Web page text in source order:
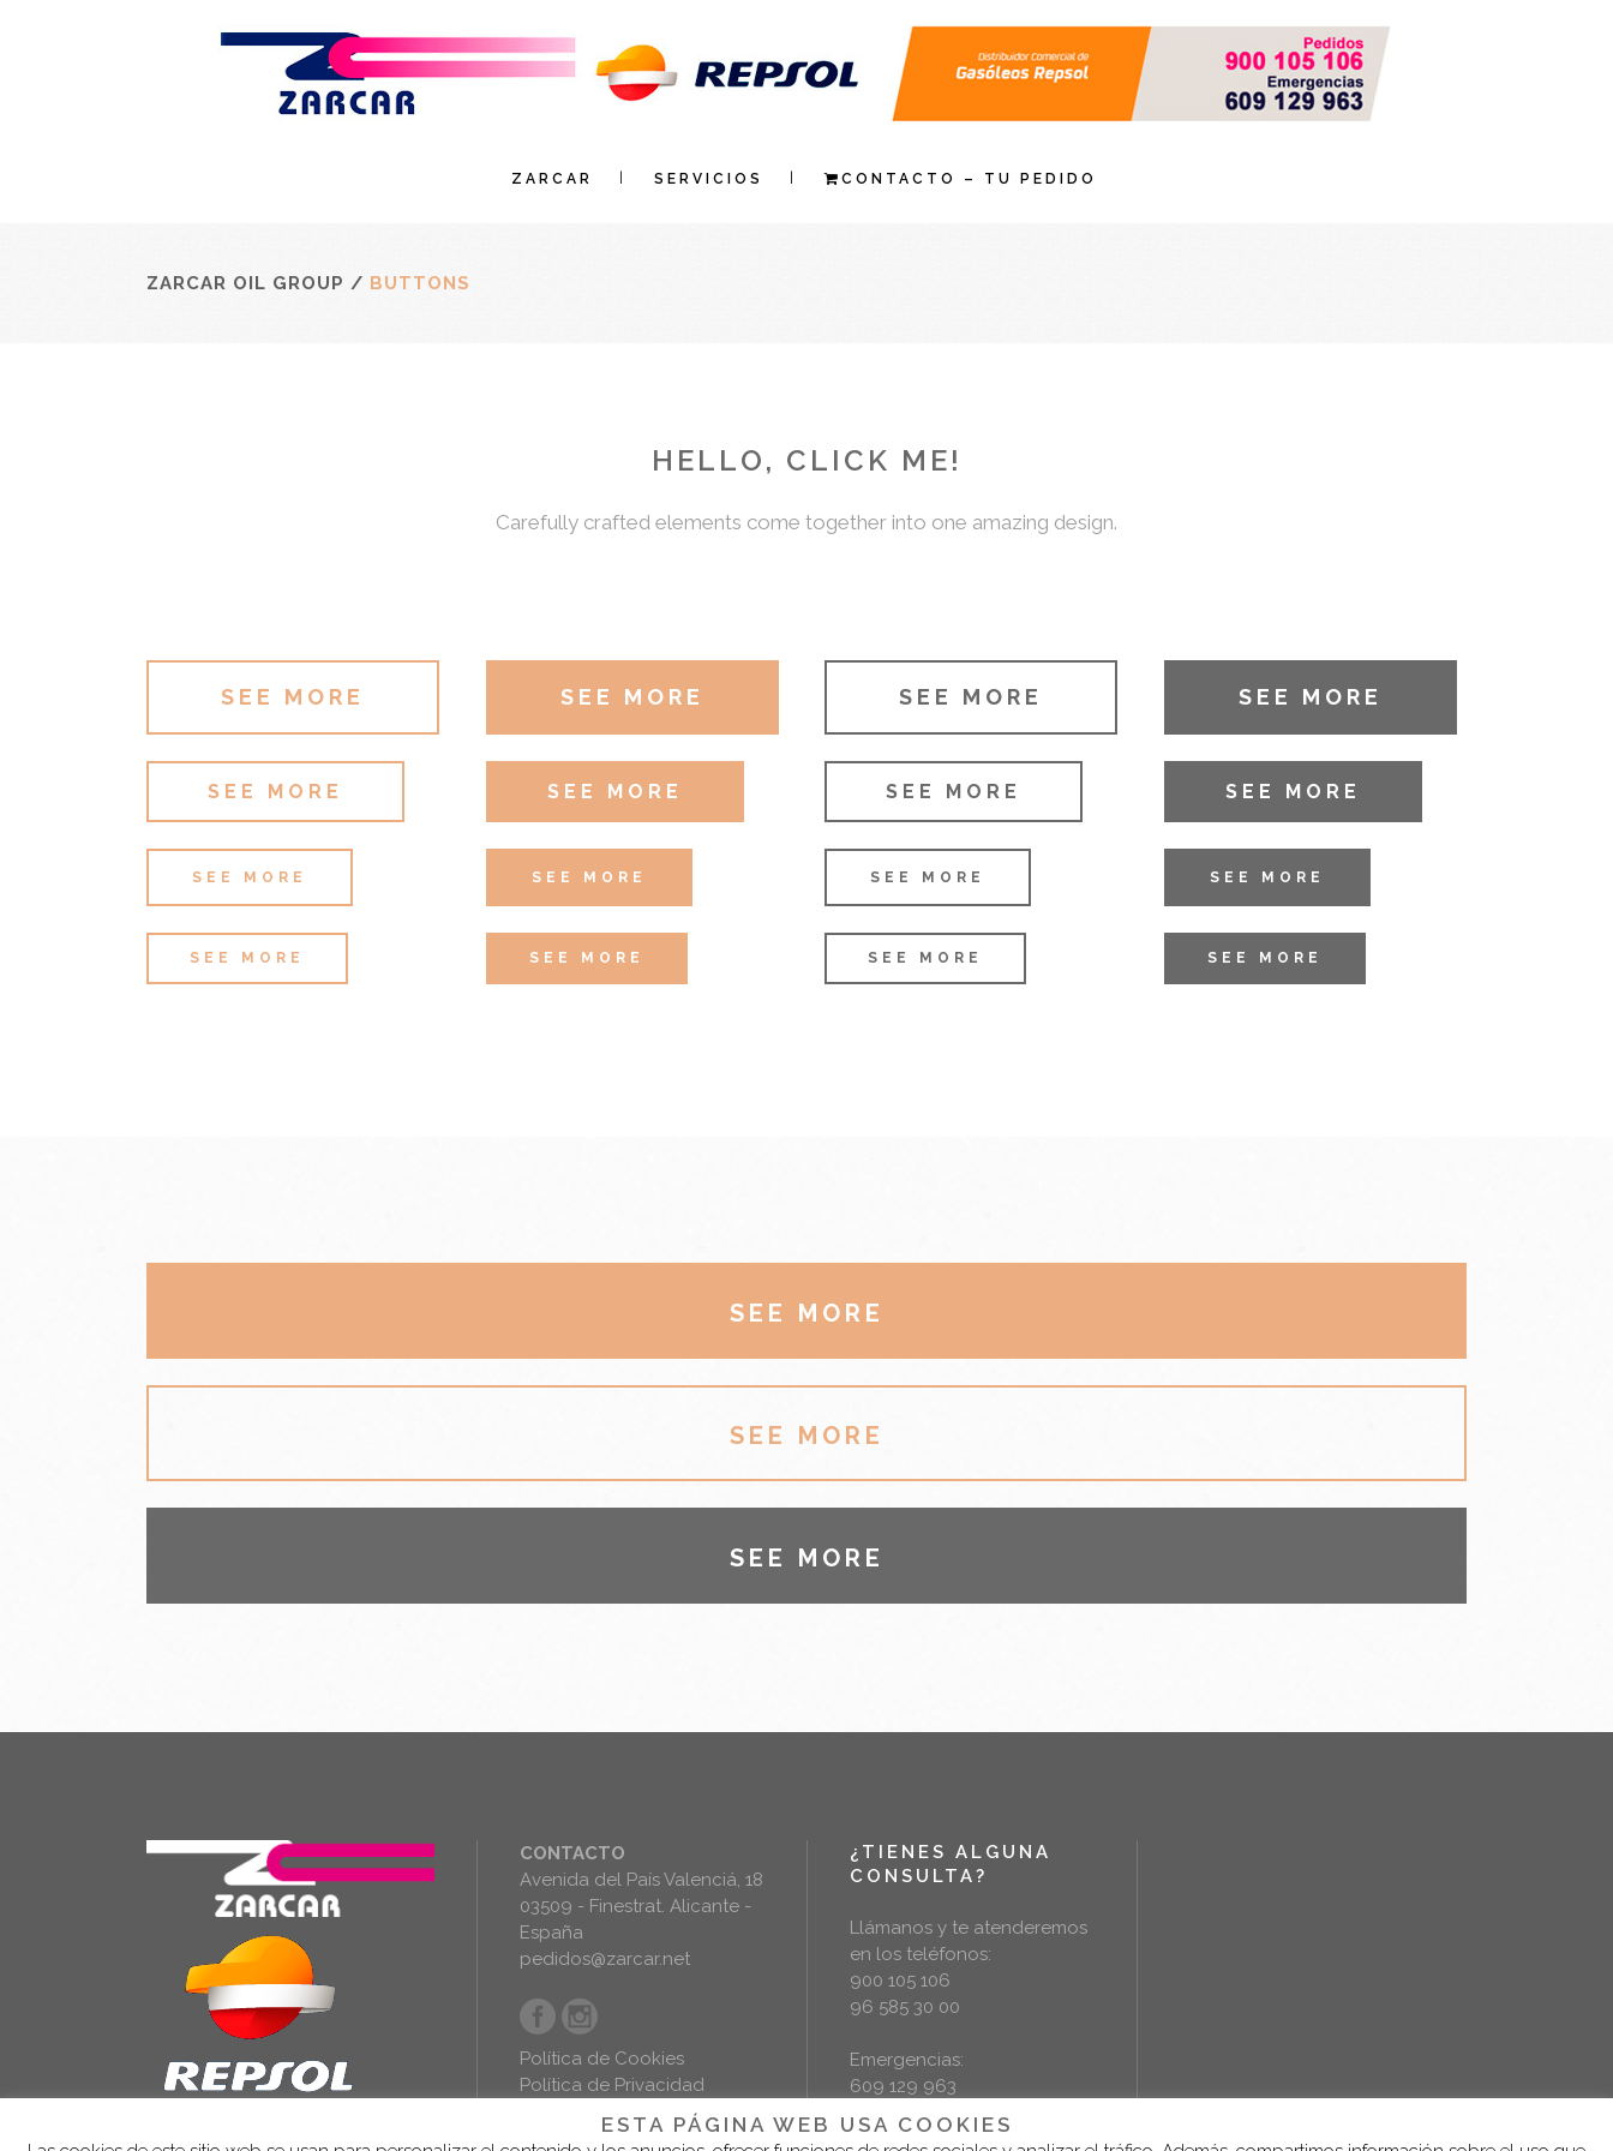
ZARCAR SERVICIOS CONTACTO – TU PEDIDO
ZARCAR OIL GROUP / BUTTONS
HELLO, CLICK ME!
Carefully crafted elements come together into one amazing design.
SEE MORE
SEE MORE
SEE MORE
SEE MORE
SEE MORE
SEE MORE
SEE MORE
SEE MORE
SEE MORE
SEE MORE
SEE MORE
SEE MORE
SEE MORE
SEE MORE
SEE MORE
SEE MORE
SEE MORE
SEE MORE
SEE MORE
CONTACTO
Avenida del País Valenciá, 18
03509 - Finestrat. Alicante -
España
pedidos@zarcar.net
Política de Cookies
Política de Privacidad
¿TIENES ALGUNA
CONSULTA?
Llámanos y te atenderemos
en los teléfonos:
900 105 106
96 585 30 00
Emergencias:
609 129 963
ESTA PÁGINA WEB USA COOKIES